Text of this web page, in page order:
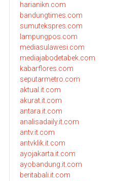
harianikn.com
bandungtimes.com
sumutekspres.com
lampungpos.com
mediasulawesi.com
mediajabodetabek.com
kabarflores.com
seputarmetro.com
aktual.it.com
akurat.it.com
antara.it.com
analisadaily.it.com
antv.it.com
antvklik.it.com
ayojakarta.it.com
ayobandung.it.com
beritabali.it.com